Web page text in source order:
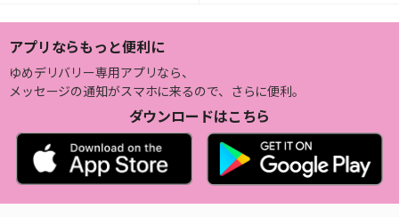
アプリならもっと便利に
ゆめデリバリー専用アプリなら、
メッセージの通知がスマホに来るので、さらに便利。
ダウンロードはこちら